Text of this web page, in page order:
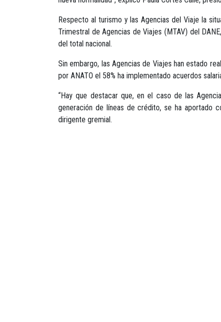
Respecto al turismo y las Agencias del Viaje la
Trimestral de Agencias de Viajes (MTAV) del
del total nacional.
Sin embargo, las Agencias de Viajes han estado
por ANATO el 58% ha implementado acuerdos
“Hay que destacar que, en el caso de las
generación de líneas de crédito, se ha aportado
dirigente gremial.